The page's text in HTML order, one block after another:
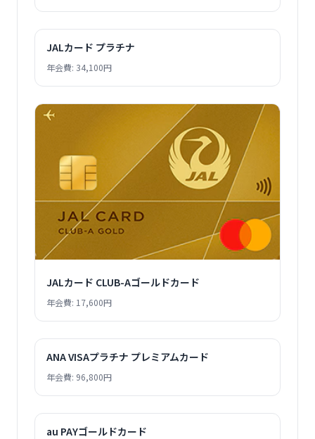
JALカード プラチナ
年会費: 34,100円
JALカード CLUB-Aゴールドカード
年会費: 17,600円
ANA VISAプラチナ プレミアムカード
年会費: 96,800円
au PAYゴールドカード